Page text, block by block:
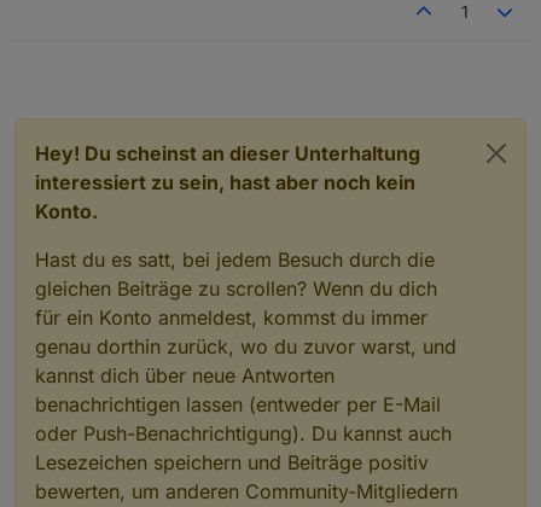
1
Hey! Du scheinst an dieser Unterhaltung
interessiert zu sein, hast aber noch kein
Konto.
Hast du es satt, bei jedem Besuch durch die
gleichen Beiträge zu scrollen? Wenn du dich
für ein Konto anmeldest, kommst du immer
genau dorthin zurück, wo du zuvor warst, und
kannst dich über neue Antworten
benachrichtigen lassen (entweder per E-Mail
oder Push-Benachrichtigung). Du kannst auch
Lesezeichen speichern und Beiträge positiv
bewerten, um anderen Community-Mitgliedern